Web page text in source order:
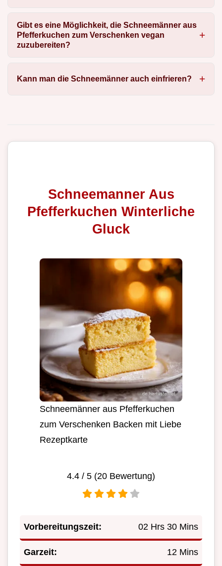
Gibt es eine Möglichkeit, die Schneemänner aus
Pfefferkuchen zum Verschenken vegan
zuzubereiten?
Kann man die Schneemänner auch einfrieren?
Schneemanner Aus
Pfefferkuchen Winterliche
Gluck
Schneemänner aus Pfefferkuchen
zum Verschenken Backen mit Liebe
Rezeptkarte
4.4 / 5 (20 Bewertung)
Vorbereitungszeit: 02 Hrs 30 Mins
Garzeit: 12 Mins